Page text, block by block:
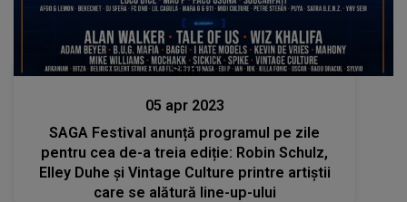
Stiri
05 apr 2023
SAGA Festival anunță programul pe zile
pentru cea de-a treia ediție: Robin Schulz,
Elley Duhe și Vintage Culture printre artiștii
care se alătură line-up-ului